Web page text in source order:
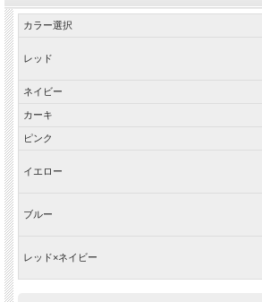
カラー選択
レッド
ネイビー
カーキ
ピンク
イエロー
ブルー
レッド×ネイビー